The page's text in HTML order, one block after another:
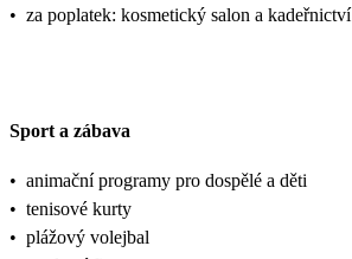
• za poplatek: kosmetický salon a kadeřnictví
Sport a zábava
• animační programy pro dospělé a děti
• tenisové kurty
• plážový volejbal